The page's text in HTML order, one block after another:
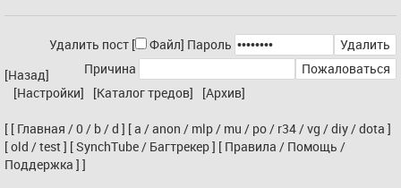
Удалить пост [ Файл] Пароль
Причина
[Назад]
[Настройки]
[Каталог тредов] [Архив]
[ [ Главная /0 / b /d ] [a /anon / mlp / mu / po / r34 /vg /diy /dota ]
[old /test] [SynchTube / Багтрекер] [ Правила / Помощь /
Поддержка ] ]